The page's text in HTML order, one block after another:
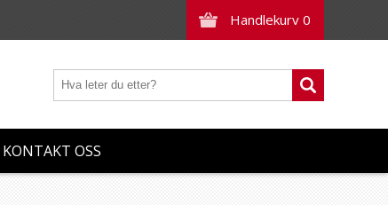
Handlekurv 0
KONTAKT OSS